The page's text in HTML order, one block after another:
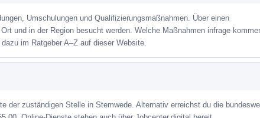
Umschulungen und Qualifizierungsmaßnahmen. Über einen
und in der Region besucht werden. Welche Maßnahmen infrage
im Ratgeber A–Z auf dieser Website.
der zuständigen Stelle in Stemwede. Alternativ erreichst du die